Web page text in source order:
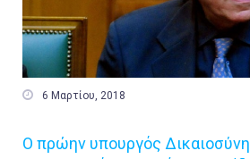
 6 Μαρτίου, 2018
Ο πρώην υπουργός